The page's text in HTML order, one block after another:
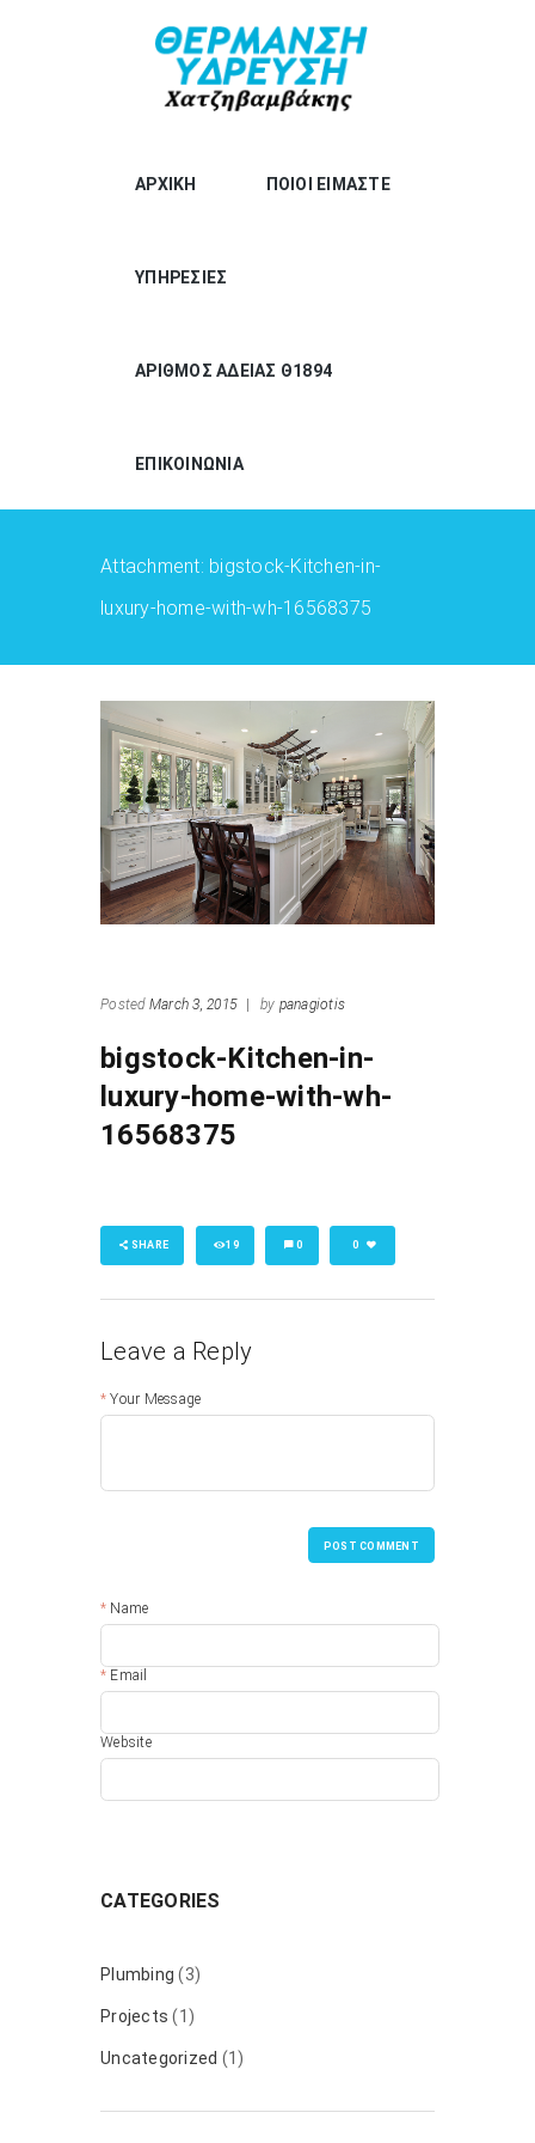
ΑΡΧΙΚΗ ΠΟΙΟΙ ΕΙΜΑΣΤΕ
ΥΠΗΡΕΣΙΕΣ
ΑΡΙΘΜΟΣ ΑΔΕΙΑΣ Θ1894
ΕΠΙΚΟΙΝΩΝΙΑ
Attachment: bigstock-Kitchen-in-
luxury-home-with-wh-16568375
Posted March 3, 2015 | by panagiotis
bigstock-Kitchen-in-
luxury-home-with-wh-
16568375
SHARE 19 0 0
Leave a Reply
Your Message
POST COMMENT
Name
Email
Website
CATEGORIES
Plumbing (3)
Projects (1)
Uncategorized (1)